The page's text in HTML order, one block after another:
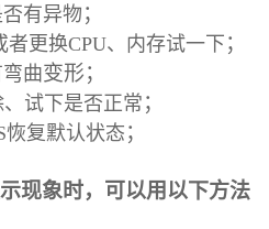
有异物 ；
更换CPU、内存试一下 ；
曲变形；
试下是否正常 ；
恢复默认状态 ；
现象时，可以用以下方法